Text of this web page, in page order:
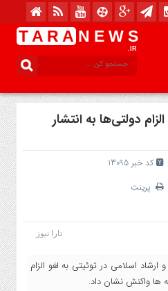
T A R A N E W S
.IR
دولتی‌ها به انتشار
کد خبر 13095
پرینت
تارا نیوز
اسلامی در توئیتی به لغو الزام
ها واکنش نشان داد.